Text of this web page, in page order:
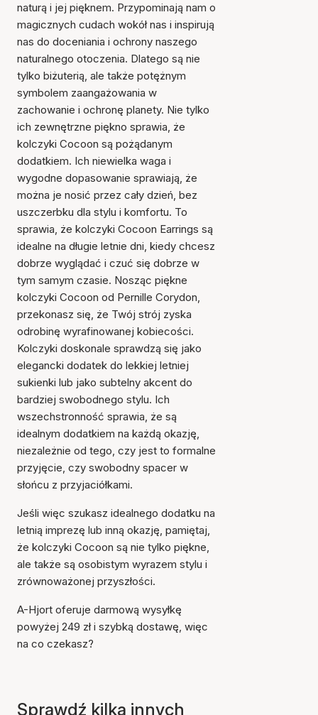
Przedmiot został dodany
do koszyka
naturą i jej pięknem. Przypominają nam o
magicznych cudach wokół nas i inspirują
nas do doceniania i ochrony naszego
naturalnego otoczenia. Dlatego są nie
tylko biżuterią, ale także potężnym
symbolem zaangażowania w
zachowanie i ochronę planety. Nie tylko
ich zewnętrzne piękno sprawia, że
kolczyki Cocoon są pożądanym
dodatkiem. Ich niewielka waga i
wygodne dopasowanie sprawiają, że
można je nosić przez cały dzień, bez
uszczerbku dla stylu i komfortu. To
sprawia, że kolczyki Cocoon Earrings są
idealne na długie letnie dni, kiedy chcesz
dobrze wyglądać i czuć się dobrze w
tym samym czasie. Nosząc piękne
kolczyki Cocoon od Pernille Corydon,
przekonasz się, że Twój strój zyska
odrobinę wyrafinowanej kobiecości.
Kolczyki doskonale sprawdzą się jako
elegancki dodatek do lekkiej letniej
sukienki lub jako subtelny akcent do
bardziej swobodnego stylu. Ich
wszechstronność sprawia, że są
idealnym dodatkiem na każdą okazję,
niezależnie od tego, czy jest to formalne
przyjęcie, czy swobodny spacer w
słońcu z przyjaciółkami.
Jeśli więc szukasz idealnego dodatku na
letnią imprezę lub inną okazję, pamiętaj,
że kolczyki Cocoon są nie tylko piękne,
ale także są osobistym wyrazem stylu i
zrównoważonej przyszłości.
A-Hjort oferuje darmową wysyłkę
powyżej 249 zł i szybką dostawę, więc
na co czekasz?
Sprawdź kilka innych